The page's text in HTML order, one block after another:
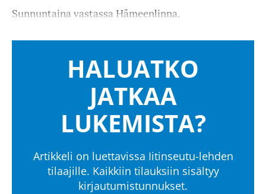
Sunnuntaina vastassa Hämeenlinna.
HALUATKO
JATKAA
LUKEMISTA?
Artikkeli on luettavissa Iitinseutu-lehden
tilaajille. Kaikkiin tilauksiin sisältyy
kirjautumistunnukset.